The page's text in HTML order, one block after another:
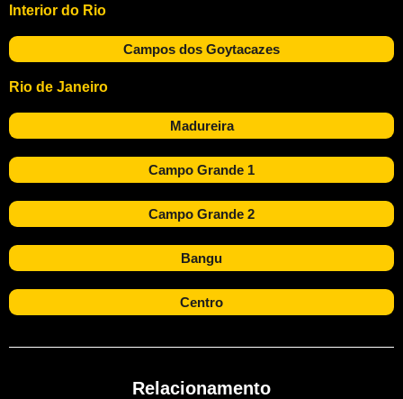
Interior do Rio
Campos dos Goytacazes
Rio de Janeiro
Madureira
Campo Grande 1
Campo Grande 2
Bangu
Centro
Relacionamento